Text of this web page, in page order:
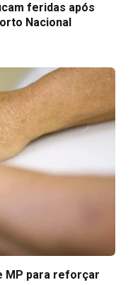
feridas após
Nacional
MP para reforçar